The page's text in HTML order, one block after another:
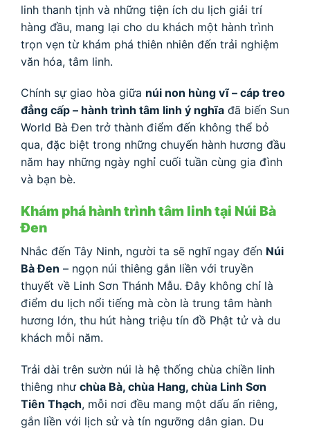
linh thanh tịnh và những tiện ích du lịch giải trí
hàng đầu, mang lại cho du khách một hành trình
trọn vẹn từ khám phá thiên nhiên đến trải nghiệm
văn hóa, tâm linh.
Chính sự giao hòa giữa núi non hùng vĩ – cáp treo
đẳng cấp – hành trình tâm linh ý nghĩa đã biến Sun
World Bà Đen trở thành điểm đến không thể bỏ
qua, đặc biệt trong những chuyến hành hương đầu
năm hay những ngày nghỉ cuối tuần cùng gia đình
và bạn bè.
Khám phá hành trình tâm linh tại Núi Bà
Đen
Nhắc đến Tây Ninh, người ta sẽ nghĩ ngay đến Núi
Bà Đen – ngọn núi thiêng gắn liền với truyền
thuyết về Linh Sơn Thánh Mẫu. Đây không chỉ là
điểm du lịch nổi tiếng mà còn là trung tâm hành
hương lớn, thu hút hàng triệu tín đồ Phật tử và du
khách mỗi năm.
Trải dài trên sườn núi là hệ thống chùa chiền linh
thiêng như chùa Bà, chùa Hang, chùa Linh Sơn
Tiên Thạch, mỗi nơi đều mang một dấu ấn riêng,
gắn liền với lịch sử và tín ngưỡng dân gian. Du